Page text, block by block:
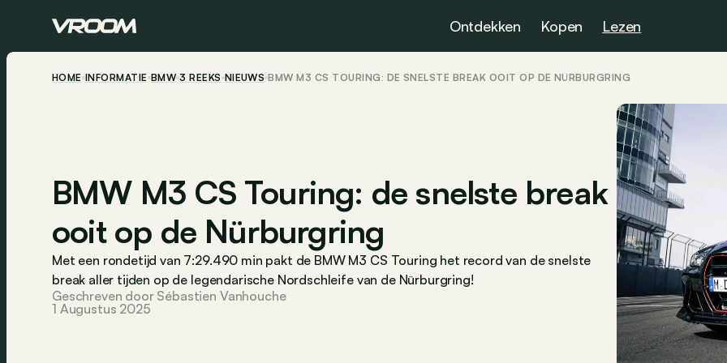
Ontdekken Kopen Lezen
HOME INFORMATIE BMW 3 REEKS NIEUWS BMW M3 CS TOURING: DE SNELSTE BREAK OOIT OP DE NÜRBURGRING
BMW M3 CS Touring: de snelste break
ooit op de Nürburgring
Met een rondetijd van 7:29.490 min pakt de BMW M3 CS Touring het record van de snelste
break aller tijden op de legendarische Nordschleife van de Nürburgring!
Geschreven door Sébastien Vanhouche
1 Augustus 2025